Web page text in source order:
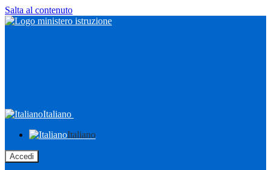
Salta al contenuto
Italiano
Italiano
Accedi